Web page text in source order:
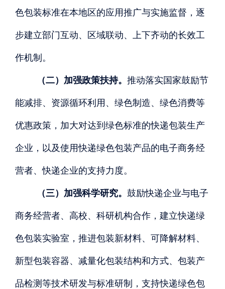
色包装标准在本地区的应用推广与实施监督，逐
步建立部门互动、区域联动、上下齐动的长效工
作机制。
（二）加强政策扶持。 推动落实国家鼓励节
能减排、资源循环利用、绿色制造、绿色消费等
优惠政策，加大对达到绿色标准的快递包装生产
企业，以及使用快递绿色包装产品的电子商务经
营者、快递企业的支持力度。
（三）加强科学研究。 鼓励快递企业与电子
商务经营者、高校、科研机构合作，建立快递绿
色包装实验室，推进包装新材料、可降解材料、
新型包装容器、减量化包装结构和方式、包装产
品检测等技术研发与标准研制，支持快递绿色包